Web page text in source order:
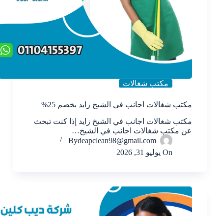
مكتب شغالات
مكتب شغالات اجانب في الشيخ زايد بخصم 25%
مكتب شغالات اجانب في الشيخ زايد إذا كنت تبحث
عن مكتب شغالات اجانب في الشيخ…
Bydeapclean98@gmail.com
On يوليو 31, 2026